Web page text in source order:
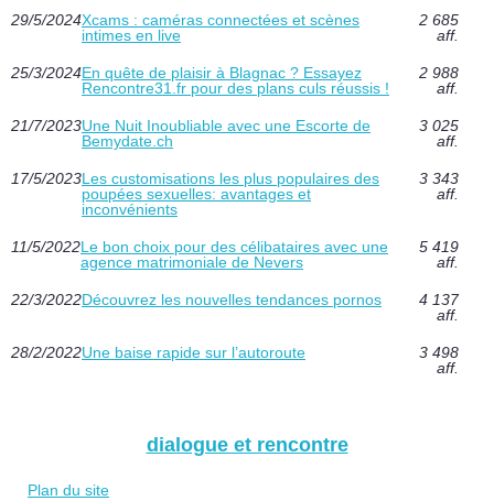
29/5/2024Xcams : caméras connectées et scènes
intimes en live
2 685
aff.
25/3/2024En quête de plaisir à Blagnac ? Essayez
Rencontre31.fr pour des plans culs réussis !
2 988
aff.
21/7/2023Une Nuit Inoubliable avec une Escorte de
Bemydate.ch
3 025
aff.
17/5/2023Les customisations les plus populaires des
poupées sexuelles: avantages et
inconvénients
3 343
aff.
11/5/2022Le bon choix pour des célibataires avec une
agence matrimoniale de Nevers
5 419
aff.
22/3/2022Découvrez les nouvelles tendances pornos
4 137
aff.
28/2/2022Une baise rapide sur l’autoroute
3 498
aff.
dialogue et rencontre
Plan du site